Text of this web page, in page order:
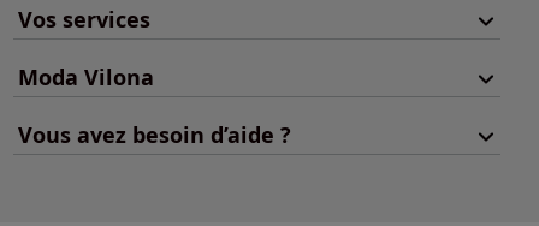
Vos services
Moda Vilona
Vous avez besoin d’aide ?